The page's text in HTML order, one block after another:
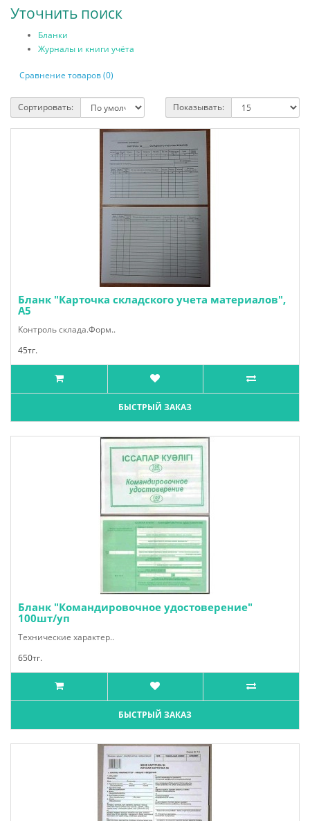
Уточнить поиск
Бланки
Журналы и книги учёта
Сравнение товаров (0)
Сортировать: Показывать:
Бланк "Карточка складского учета материалов",
А5
Контроль склада.Форм..
45тг.
БЫСТРЫЙ ЗАКАЗ
Бланк "Командировочное удостоверение"
100шт/уп
Технические характер..
650тг.
БЫСТРЫЙ ЗАКАЗ